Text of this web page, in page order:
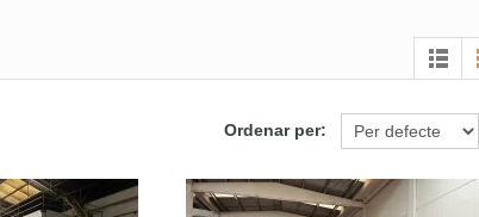
Ordenar per: